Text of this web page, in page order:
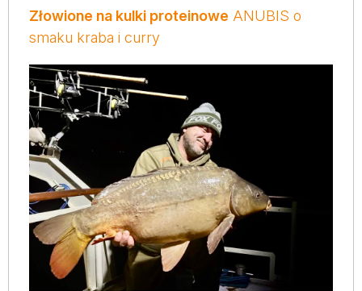
Złowione na kulki proteinowe ANUBIS o
smaku kraba i curry